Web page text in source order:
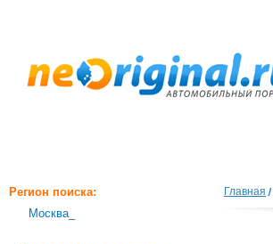
Регион поиска:
Москва_
Главная